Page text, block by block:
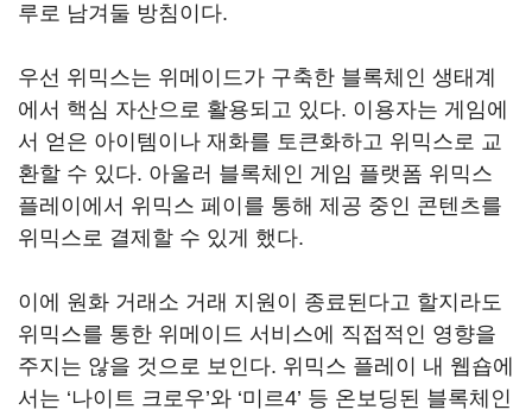
루로 남겨둘 방침이다.
우선 위믹스는 위메이드가 구축한 블록체인 생태계
에서 핵심 자산으로 활용되고 있다. 이용자는 게임에
서 얻은 아이템이나 재화를 토큰화하고 위믹스로 교
환할 수 있다. 아울러 블록체인 게임 플랫폼 위믹스
플레이에서 위믹스 페이를 통해 제공 중인 콘텐츠를
위믹스로 결제할 수 있게 했다.
이에 원화 거래소 거래 지원이 종료된다고 할지라도
위믹스를 통한 위메이드 서비스에 직접적인 영향을
주지는 않을 것으로 보인다. 위믹스 플레이 내 웹숍에
서는 ‘나이트 크로우’와 ‘미르4’ 등 온보딩된 블록체인